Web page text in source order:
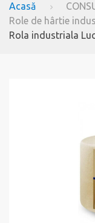
Acasă
Role de hârtie
Rola industriala